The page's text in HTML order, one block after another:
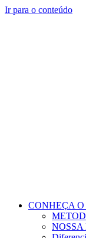
Ir para o conteúdo
CONHEÇA
NOSSA